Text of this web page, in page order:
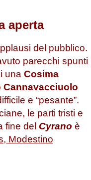
aperta
del pubblico.
parecchi spunti
una Cosima
Cannavacciuolo
e “pesante”.
le parti tristi e
fine del Cyrano è
Modestino